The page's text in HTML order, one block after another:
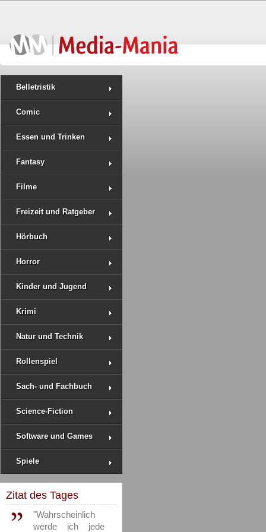
Belletristik
Comic
Essen und Trinken
Fantasy
Filme
Freizeit und Ratgeber
Hörbuch
Horror
Kinder und Jugend
Krimi
Natur und Technik
Rollenspiel
Sach- und Fachbuch
Science-Fiction
Software und Games
Spiele
Zitat des Tages
"Wahrscheinlich
werde ich jede